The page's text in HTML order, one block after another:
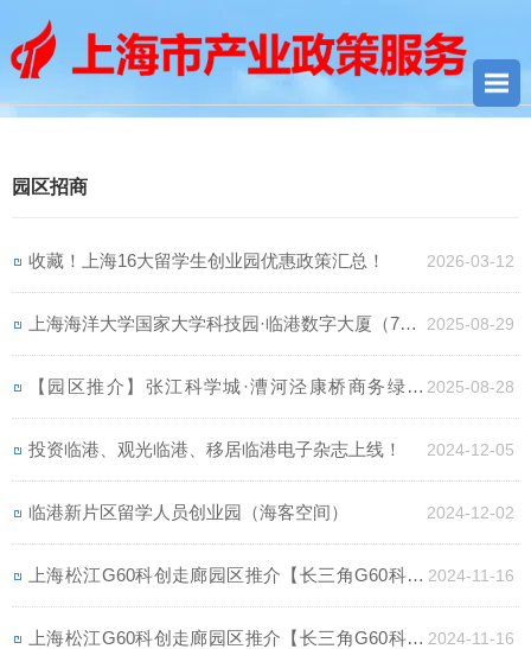
园区招商
收藏！上海16大留学生创业园优惠政策汇总！ 2026-03-12
上海海洋大学国家大学科技园·临港数字大厦（70-5 2025-08-29
【园区推介】张江科学城·漕河泾康桥商务绿洲 2025-08-28
投资临港、观光临港、移居临港电子杂志上线！ 2024-12-05
临港新片区留学人员创业园（海客空间） 2024-12-02
上海松江G60科创走廊园区推介【长三角G60科创 2024-11-16
上海松江G60科创走廊园区推介【长三角G60科创 2024-11-16